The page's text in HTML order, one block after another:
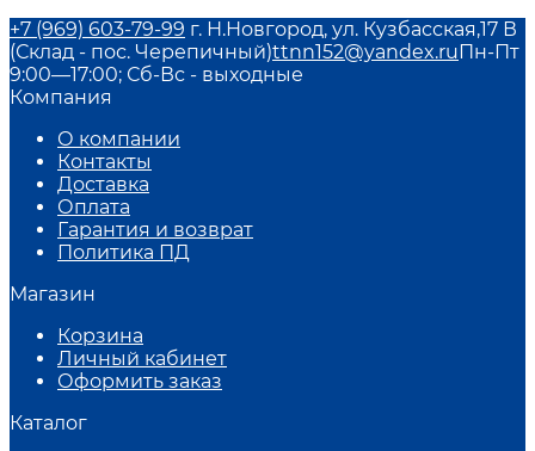
+7 (969) 603-79-99 г. Н.Новгород, ул. Кузбасская,17 В
(Склад - пос. Черепичный)ttnn152@yandex.ruПн-Пт
9:00—17:00; Сб-Вс - выходные
Компания
О компании
Контакты
Доставка
Оплата
Гарантия и возврат
Политика ПД
Магазин
Корзина
Личный кабинет
Оформить заказ
Каталог